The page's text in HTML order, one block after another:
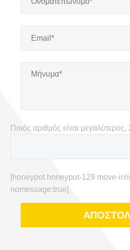
Ποιός αριθμός είναι
[honeypot honeypot-129 move-
nomessage:true]